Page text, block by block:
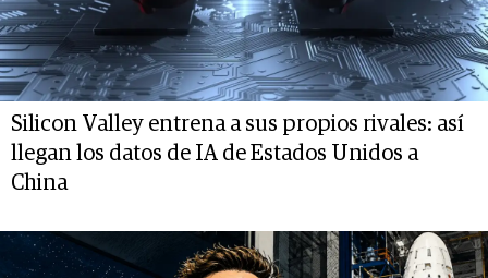
Silicon Valley entrena a sus propios rivales: así
llegan los datos de IA de Estados Unidos a
China